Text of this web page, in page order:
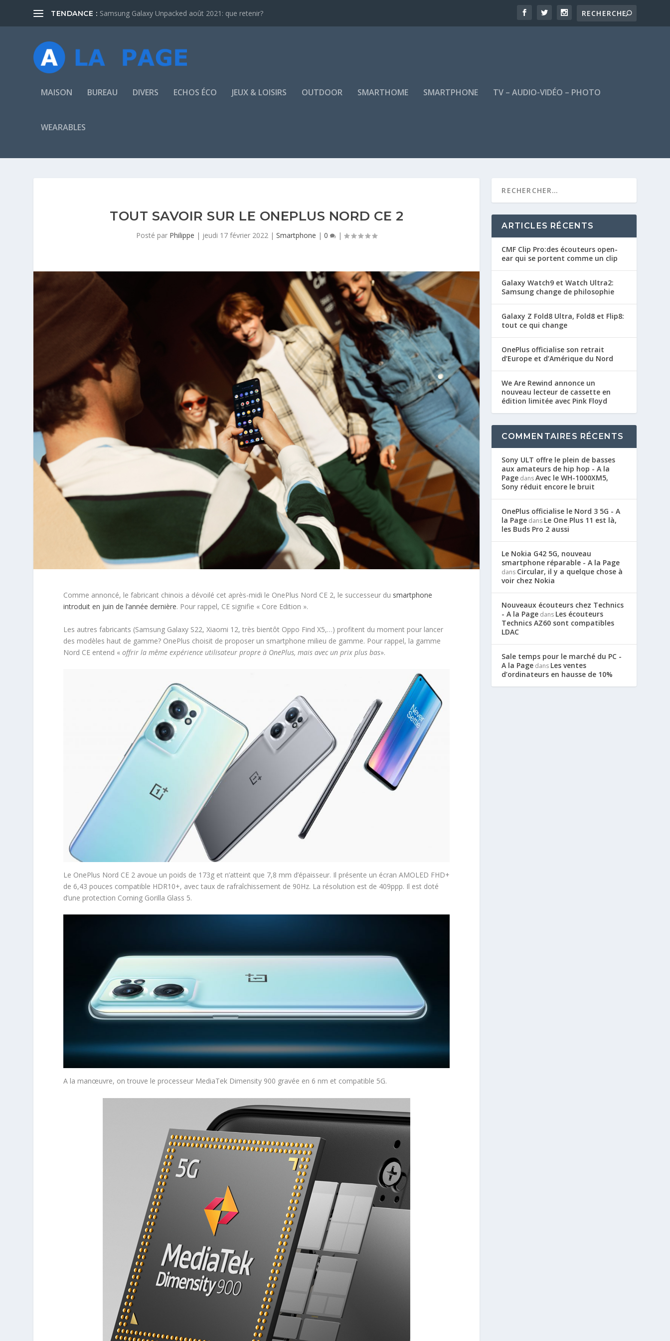
TENDANCE : Samsung Galaxy Unpacked août 2021: que retenir?
MAISON BUREAU DIVERS ECHOS ÉCO JEUX & LOISIRS OUTDOOR SMARTHOME SMARTPHONE TV – AUDIO-VIDÉO – PHOTO
WEARABLES
TOUT SAVOIR SUR LE ONEPLUS NORD CE 2
Posté par Philippe | jeudi 17 février 2022 |Smartphone |0 |
Comme annoncé, le fabricant chinois a dévoilé cet après-midi le OnePlus Nord CE 2, le successeur du smartphone
introduit en juin de l’année dernière. Pour rappel, CE signifie « Core Edition ».
Les autres fabricants (Samsung Galaxy S22, Xiaomi 12, très bientôt Oppo Find X5,…) profitent du moment pour lancer
des modèles haut de gamme? OnePlus choisit de proposer un smartphone milieu de gamme. Pour rappel, la gamme
Nord CE entend «offrir la même expérience utilisateur propre à OnePlus, mais avec un prix plus bas».
Le OnePlus Nord CE 2 avoue un poids de 173g et n’atteint que 7,8 mm d’épaisseur. Il présente un écran AMOLED FHD+
de 6,43 pouces compatible HDR10+, avec taux de rafraîchissement de 90Hz. La résolution est de 409ppp. Il est doté
d’une protection Corning Gorilla Glass 5.
A la manœuvre, on trouve le processeur MediaTek Dimensity 900 gravée en 6 nm et compatible 5G.
ARTICLES RÉCENTS
CMF Clip Pro:des écouteurs open-
ear qui se portent comme un clip
Galaxy Watch9 et Watch Ultra2:
Samsung change de philosophie
Galaxy Z Fold8 Ultra, Fold8 et Flip8:
tout ce qui change
OnePlus officialise son retrait
d’Europe et d’Amérique du Nord
We Are Rewind annonce un
nouveau lecteur de cassette en
édition limitée avec Pink Floyd
COMMENTAIRES RÉCENTS
Sony ULT offre le plein de basses
aux amateurs de hip hop - A la
Page dansAvec le WH-1000XM5,
Sony réduit encore le bruit
OnePlus officialise le Nord 3 5G - A
la Page dans Le One Plus 11 est là,
les Buds Pro 2 aussi
Le Nokia G42 5G, nouveau
smartphone réparable - A la Page
dans Circular, il y a quelque chose à
voir chez Nokia
Nouveaux écouteurs chez Technics
- A la Page dans Les écouteurs
Technics AZ60 sont compatibles
LDAC
Sale temps pour le marché du PC -
A la Page dans Les ventes
d’ordinateurs en hausse de 10%